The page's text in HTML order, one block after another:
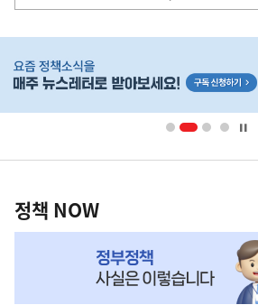
단
영
책
NOW,
정책 NOW